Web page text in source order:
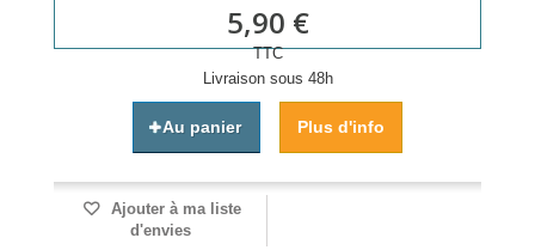
5,90 €
TTC
Livraison sous 48h
Au panier Plus d'info
Ajouter à ma liste
d'envies